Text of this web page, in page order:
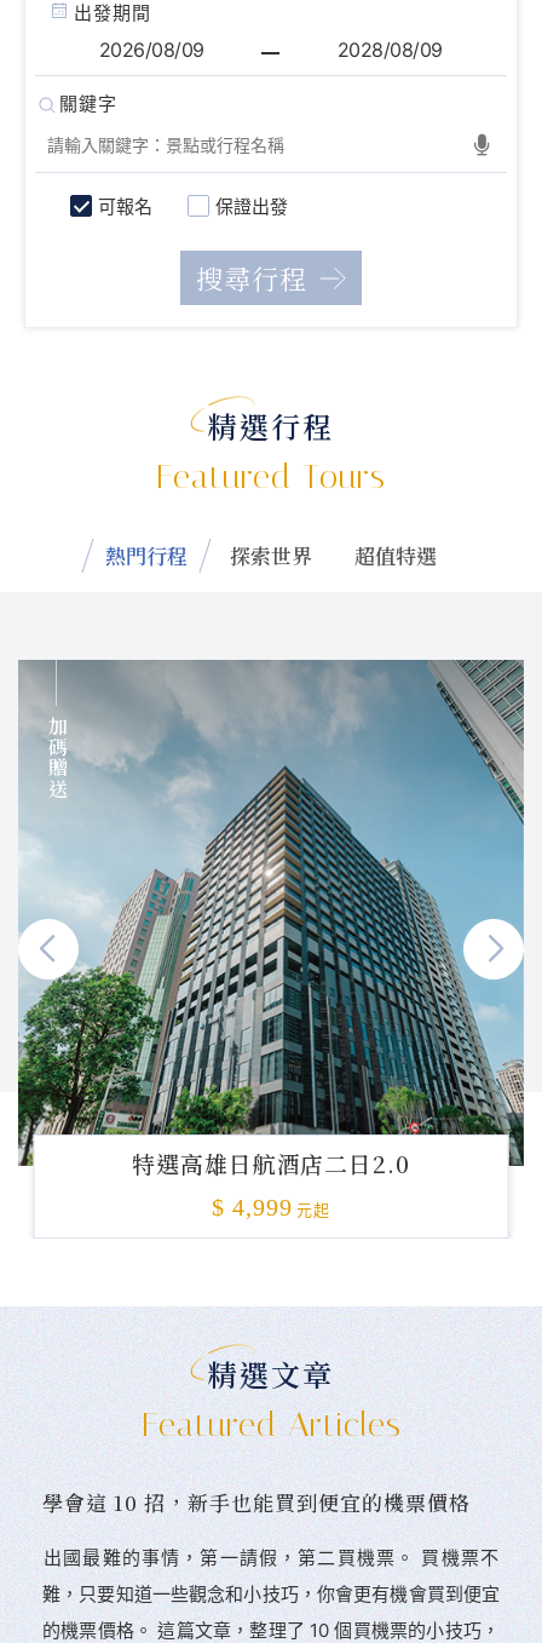
出發期間
可報名 保證出發
精選行程
Featured Tours
熱門行程 探索世界 超值特選
加碼贈送
特選高雄日航酒店二日2.0
$ 4,999 元起
精選文章
Featured Articles
學會這 10 招，新手也能買到便宜的機票價格
󠀠出國最難的事情，第一請假，第二買機票。 󠀠買機票不
難，只要知道一些觀念和小技巧，你會更有機會買到便宜
的機票價格。 這篇文章，整理了 10 個買機票的小技巧，